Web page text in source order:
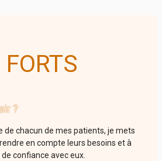
?
de chacun de mes patients, je mets
en compte leurs besoins et à
confiance avec eux.